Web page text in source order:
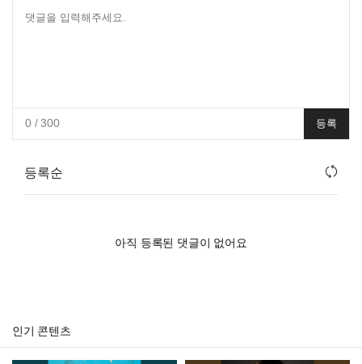
0/ 300 등록
등록순
아직 등록된 댓글이 없어요
인기 콘텐츠